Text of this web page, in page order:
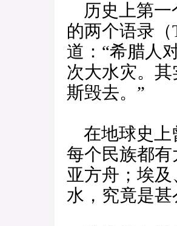
历史上第一
的两个语录
道：“希腊人
次大水灾。
斯毁去。”
在地球史上
每个民族都
亚方舟；埃
水，究竟是